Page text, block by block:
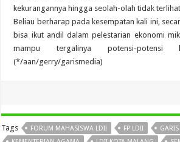
kekurangannya hingga seolah-olah tidak
Beliau berharap pada kesempatan kali ini,
bisa ikut andil dalam pelestarian ekonomi
mampu tergalinya potensi-
(*/aan/gerry/garismedia)
Tags FORUM MAHASISWA LDII FP LDII